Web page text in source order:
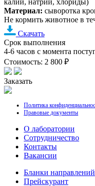
Материал: сыворотка
Не кормить животное в
Скачать
Срок выполнения
4-6 часов с момента
Стоимость: 2 800 ₽
Заказать
Политика
Правовые документы
О лаборатории
Cотрудничество
Контакты
Вакансии
Бланки направлений
Прейскурант